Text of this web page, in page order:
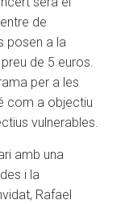
de
posen a la
de 5 euros.
per a les
com a objectiu
vulnerables.
amb una
i la
Rafael